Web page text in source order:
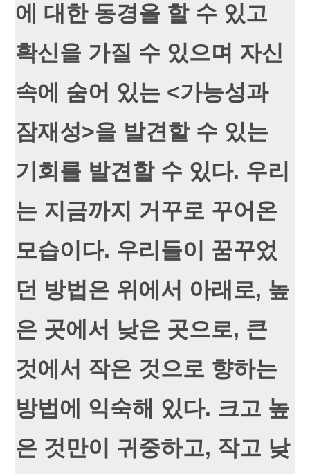
에 대한 동경을 할 수 있고
확신을 가질 수 있으며 자신
속에 숨어 있는 <가능성과
잠재성>을 발견할 수 있는
기회를 발견할 수 있다. 우리
는 지금까지 거꾸로 꾸어온
모습이다. 우리들이 꿈꾸었
던 방법은 위에서 아래로, 높
은 곳에서 낮은 곳으로, 큰
것에서 작은 것으로 향하는
방법에 익숙해 있다. 크고 높
은 것만이 귀중하고, 작고 낮